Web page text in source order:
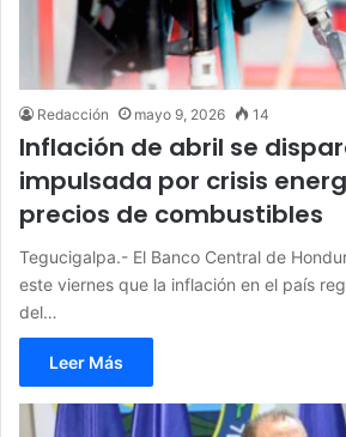
Redacción mayo 9, 2026 14
Inflación de abril se
impulsada por crisis
precios de combustibles
Tegucigalpa.- El Banco Central de
este viernes que la inflación en el país
del…
Leer Más